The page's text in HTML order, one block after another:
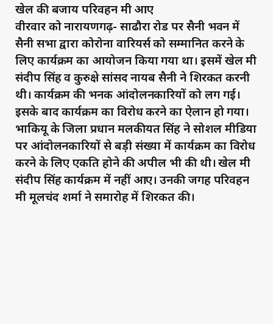
खेल की बजाय परिवहन मंत्री आए
वीरवार को नारायणगढ़- साढौरा रोड पर सैनी भवन में
सैनी सभा द्वारा कोरोना वारियर्स को सम्मानित करने के
लिए कार्यक्रम का आयोजन किया गया था। इसमें खेल मंत्री
संदीप सिंह व कुरुक्षेत्र सांसद नायब सैनी ने शिरकत करनी
थी। कार्यक्रम की भनक आंदोलनकारियों को लग गई।
इसके बाद कार्यक्रम का विरोध करने का ऐलान हो गया।
भाकियू के जिला प्रधान मलकीयत सिंह ने सोशल मीडिया
पर आंदोलनकारियों से बड़ी संख्या में कार्यक्रम का विरोध
करने के लिए एकत्रित होने की अपील भी की थी। खेल मंत्री
संदीप सिंह कार्यक्रम में नहीं आए। उनकी जगह परिवहन
मंत्री मूलचंद शर्मा ने समारोह में शिरकत की।